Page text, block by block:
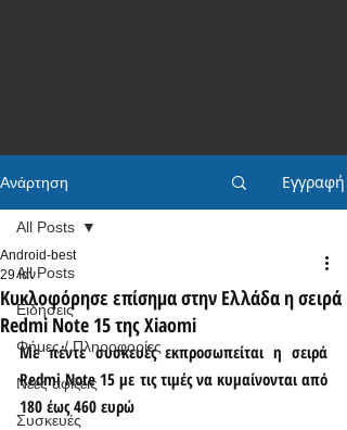
Ανάρτηση Εγγραφή
All Posts
Ειδήσεις
Φήμες / Πληροφορίες
Νέες αφίξεις
Συσκευές
All Posts
Κυκλοφόρησε επίσημα στην Ελλάδα η σειρά
Redmi Note 15 της Xiaomi
Android-best
29 Ιαν
Με πέντε συσκευές εκπροσωπείται η σειρά
Redmi Note 15 με τις τιμές να κυμαίνονται από
180 έως 460 ευρώ